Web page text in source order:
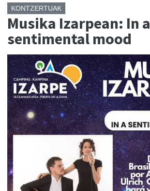
KONTZERTUAK
Musika Izarpean: In a
sentimental mood